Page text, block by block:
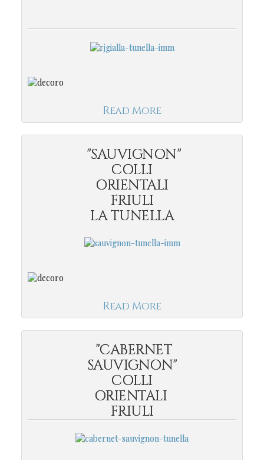
Read More
"SAUVIGNON"
COLLI
ORIENTALI
FRIULI
LA TUNELLA
Read More
"CABERNET
SAUVIGNON"
COLLI
ORIENTALI
FRIULI